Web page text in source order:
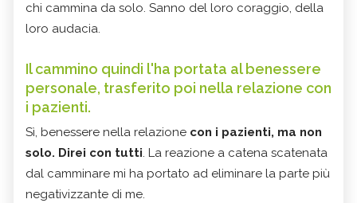
chi cammina da solo. Sanno del loro coraggio, della
loro audacia.
Il cammino quindi l'ha portata al benessere
personale, trasferito poi nella relazione con
i pazienti.
Sì, benessere nella relazione con i pazienti, ma non
solo. Direi con tutti. La reazione a catena scatenata
dal camminare mi ha portato ad eliminare la parte più
negativizzante di me.